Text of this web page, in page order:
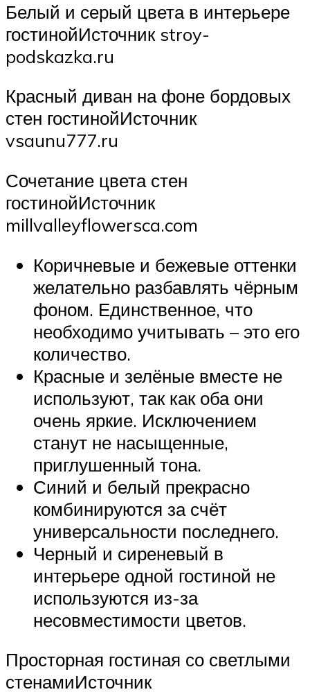
Белый и серый цвета в интерьере
гостинойИсточник stroy-
podskazka.ru
Красный диван на фоне бордовых
стен гостинойИсточник
vsaunu777.ru
Сочетание цвета стен
гостинойИсточник
millvalleyflowersca.com
Коричневые и бежевые оттенки
желательно разбавлять чёрным
фоном. Единственное, что
необходимо учитывать – это его
количество.
Красные и зелёные вместе не
используют, так как оба они
очень яркие. Исключением
станут не насыщенные,
приглушенный тона.
Синий и белый прекрасно
комбинируются за счёт
универсальности последнего.
Черный и сиреневый в
интерьере одной гостиной не
используются из-за
несовместимости цветов.
Просторная гостиная со светлыми
стенамиИсточник